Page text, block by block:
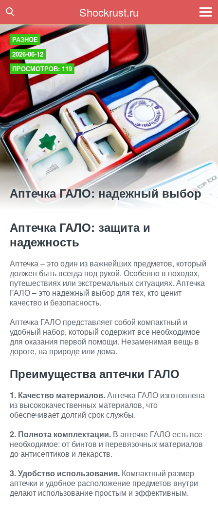
Shockrust.ru
РАЗНОЕ
2026-06-12
ПРОСМОТРОВ: 119
Аптечка ГАЛО: надежный выбор
Аптечка ГАЛО: защита и
надежность
Аптечка – это один из важнейших предметов, который
должен быть всегда под рукой. Особенно в походах,
путешествиях или экстремальных ситуациях. Аптечка
ГАЛО – это надежный выбор для тех, кто ценит
качество и безопасность.
Аптечка ГАЛО представляет собой компактный и
удобный набор, который содержит все необходимое
для оказания первой помощи. Незаменимая вещь в
дороге, на природе или дома.
Преимущества аптечки ГАЛО
1. Качество материалов.Аптечка ГАЛО изготовлена
из высококачественных материалов, что
обеспечивает долгий срок службы.
2. Полнота комплектации. В аптечке ГАЛО есть все
необходимое: от бинтов и перевязочных материалов
до антисептиков и лекарств.
3. Удобство использования. Компактный размер
аптечки и удобное расположение предметов внутри
делают использование простым и эффективным.